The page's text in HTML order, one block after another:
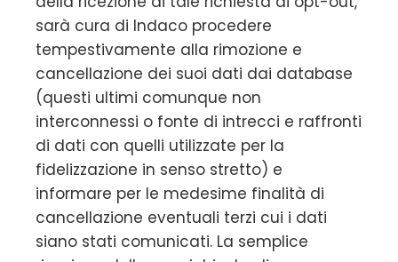
sarà cura di Indaco procedere
tempestivamente alla rimozione e
cancellazione dei suoi dati dai database
(questi ultimi comunque non
interconnessi o fonte di intrecci e raffronti
di dati con quelli utilizzate per la
fidelizzazione in senso stretto) e
informare per le medesime finalità di
cancellazione eventuali terzi cui i dati
siano stati comunicati. La semplice